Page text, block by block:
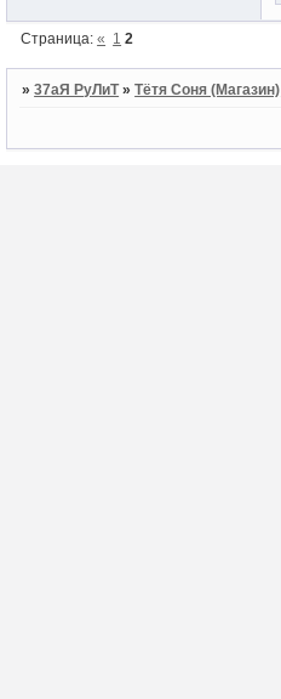
Страница:« 1 2
»37аЯ РуЛиТ »Тётя Соня (Магазин)